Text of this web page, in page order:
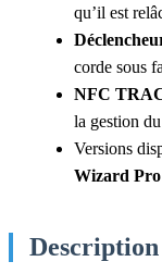
qu’il est
corde sous
NFC
la gestion
Versions
Wizard